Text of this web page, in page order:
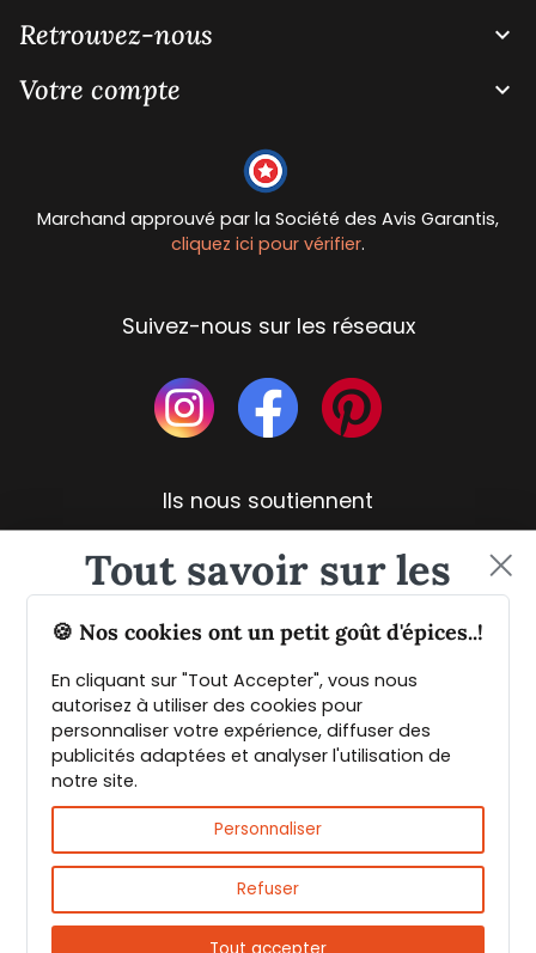
Retrouvez-nous 
Votre compte 
Marchand approuvé par la Société des Avis Garantis,
cliquez ici pour vérifier.
Suivez-nous sur les réseaux
Ils nous soutiennent
🍪 Nos cookies ont un petit goût d'épices..!
En cliquant sur "Tout Accepter", vous nous
autorisez à utiliser des cookies pour
personnaliser votre expérience, diffuser des
publicités adaptées et analyser l'utilisation de
notre site.
Personnaliser
Refuser
Tout savoir sur les
épices et leurs usages
Guide PDF offert !
Inscrivez vous à notre Newsletter et
téléchargez gratuitement le guide des
épices de Max Daumin,un guide numérique
pour vous familiariser avec les épices et
leurs usages